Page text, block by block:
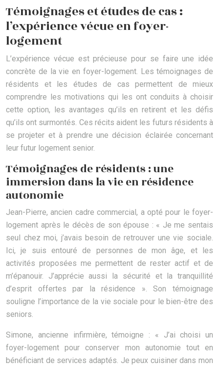
Témoignages et études de cas :
l’expérience vécue en foyer-
logement
L’expérience vécue est précieuse pour se faire une idée
concrète de la vie en foyer-logement. Les témoignages de
résidents et les études de cas permettent de mieux
comprendre les motivations qui les ont conduits à choisir
cette option, les avantages qu’ils en retirent et les défis
qu’ils ont surmontés. Ces récits aident les futurs résidents à
se projeter et à prendre une décision éclairée concernant
leur futur logement senior.
Témoignages de résidents : une
immersion dans la vie en résidence
autonomie
Jean-Pierre, ancien cadre commercial, a opté pour le foyer-
logement après le décès de son épouse : « Je me sentais
seul chez moi, j’avais besoin de retrouver une vie sociale.
Ici, je suis entouré de personnes de mon âge, et les
activités proposées me permettent de rester actif et de
m’épanouir. J’apprécie aussi la sécurité et la tranquillité
d’esprit offertes par la résidence ». Son témoignage
souligne l’importance de la vie sociale pour le bien-être des
seniors.
Simone, ancienne infirmière, témoigne : « J’ai choisi un
foyer-logement pour conserver mon autonomie tout en
bénéficiant de services adaptés. Je peux cuisiner dans mon